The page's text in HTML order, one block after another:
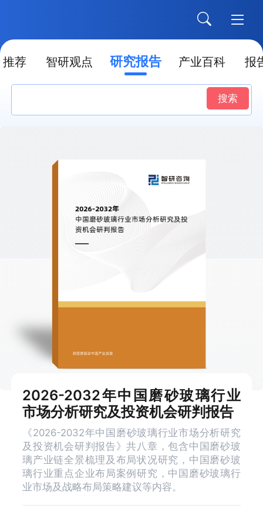
推荐 智研观点 研究报告 产业百科 报
搜索
2026-2032年中国磨砂玻璃行业
市场分析研究及投资机会研判报告
《2026-2032年中国磨砂玻璃行业市场分析研究
及投资机会研判报告》共八章，包含中国磨砂玻
璃产业链全景梳理及布局状况研究，中国磨砂玻
璃行业重点企业布局案例研究，中国磨砂玻璃行
业市场及战略布局策略建议等内容。